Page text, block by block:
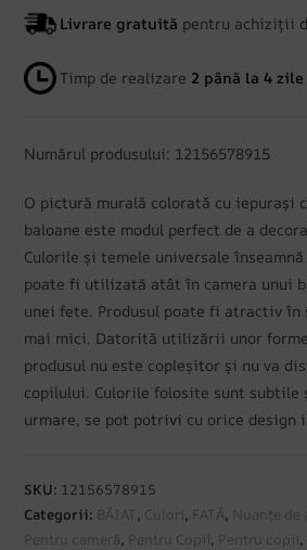
Livrare gratuită pentru achiziții
Timp de realizare 2 până la 4 zile
Numărul produsului: 12156578915
O pictură murală colorată cu iepurași
baloane este modul perfect de a
Culorile și temele universale
poate fi utilizată atât în camera unui
unei fete. Produsul poate fi atractiv în
mai mici. Datorită utilizării unor
produsul nu este copleșitor și nu va
copilului. Culorile folosite sunt subtile
urmare, se pot potrivi cu orice design
SKU: 12156578915
Categorii: BĂIAT, Culori, FATĂ, Nuanțe de
Pentru cameră, Pentru Copii, Pentru copii,